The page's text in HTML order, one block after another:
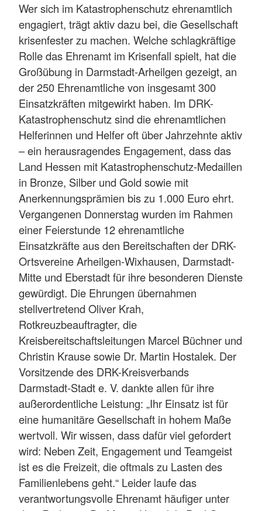
Wer sich im Katastrophenschutz ehrenamtlich
engagiert, trägt aktiv dazu bei, die Gesellschaft
krisenfester zu machen. Welche schlagkräftige
Rolle das Ehrenamt im Krisenfall spielt, hat die
Großübung in Darmstadt-Arheilgen gezeigt, an
der 250 Ehrenamtliche von insgesamt 300
Einsatzkräften mitgewirkt haben. Im DRK-
Katastrophenschutz sind die ehrenamtlichen
Helferinnen und Helfer oft über Jahrzehnte aktiv
– ein herausragendes Engagement, dass das
Land Hessen mit Katastrophenschutz-Medaillen
in Bronze, Silber und Gold sowie mit
Anerkennungsprämien bis zu 1.000 Euro ehrt.
Vergangenen Donnerstag wurden im Rahmen
einer Feierstunde 12 ehrenamtliche
Einsatzkräfte aus den Bereitschaften der DRK-
Ortsvereine Arheilgen-Wixhausen, Darmstadt-
Mitte und Eberstadt für ihre besonderen Dienste
gewürdigt. Die Ehrungen übernahmen
stellvertretend Oliver Krah,
Rotkreuzbeauftragter, die
Kreisbereitschaftsleitungen Marcel Büchner und
Christin Krause sowie Dr. Martin Hostalek. Der
Vorsitzende des DRK-Kreisverbands
Darmstadt-Stadt e. V. dankte allen für ihre
außerordentliche Leistung: „Ihr Einsatz ist für
eine humanitäre Gesellschaft in hohem Maße
wertvoll. Wir wissen, dass dafür viel gefordert
wird: Neben Zeit, Engagement und Teamgeist
ist es die Freizeit, die oftmals zu Lasten des
Familienlebens geht.“ Leider laufe das
verantwortungsvolle Ehrenamt häufiger unter